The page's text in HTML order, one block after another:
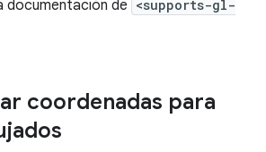
documentación de <supports-gl-
coordenadas para